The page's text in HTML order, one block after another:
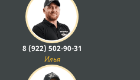
8 (922) 502-90-31
Илья